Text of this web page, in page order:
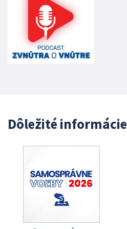
Dôležité informácie